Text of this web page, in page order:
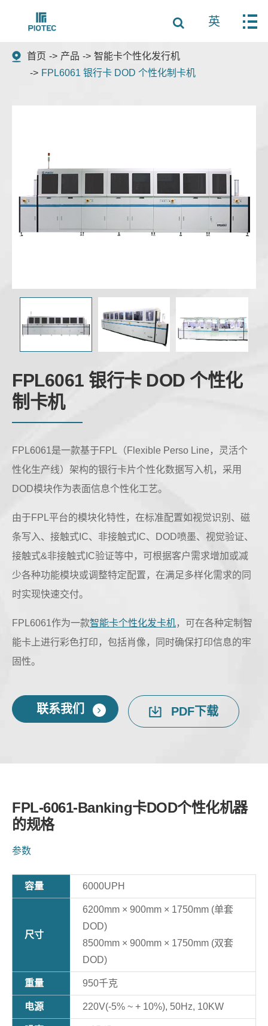
英
首页 产品
智能卡个性化发行机
FPL6061 银行卡 DOD 个性化制卡机
FPL6061 银行卡 DOD 个性化
制卡机
FPL6061是一款基于FPL（Flexible Perso Line，灵活个
性化生产线）架构的银行卡片个性化数据写入机，采用
DOD模块作为表面信息个性化工艺。
由于FPL平台的模块化特性，在标准配置如视觉识别、磁
条写入、接触式IC、非接触式IC、DOD喷墨、视觉验证、
接触式&非接触式IC验证等中，可根据客户需求增加或减
少各种功能模块或调整特定配置，在满足多样化需求的同
时实现快速交付。
FPL6061作为一款智能卡个性化发卡机，可在各种定制智
能卡上进行彩色打印，包括肖像，同时确保打印信息的牢
固性。
联系我们 PDF下载
FPL-6061-Banking卡DOD个性化机器
的规格
参数
容量 6000UPH
尺寸
6200mm × 900mm × 1750mm (单套
DOD)
8500mm × 900mm × 1750mm (双套
DOD)
重量 950千克
电源 220V(-5% ~ + 10%), 50Hz, 10KW